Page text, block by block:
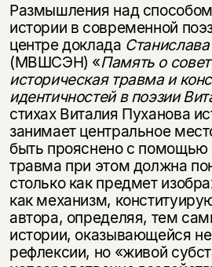
Размышления над
истории в современной
центре доклада
(МВШСЭН) «Память о
историческая травма и
идентичностей в поэзии
стихах Виталия Пуханова
занимает центральное
быть прояснено с помощью
травма при этом должна
столько как предмет
как механизм,
автора, определяя, тем
истории, ока­зывающейся
рефлексии, но «живой